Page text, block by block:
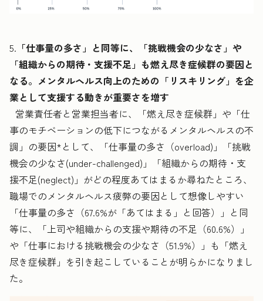
5. 「仕事量の多さ」と同等に、「挑戦機会の少なさ」や
「組織からの期待・支援不足」も燃え尽き症候群の要因と
なる。メンタルヘルス向上のための「リスキリング」を企
業として支援する動きが重要さを増す
営業責任者と営業担当者に、「燃え尽き症候群」や「仕
事のモチベーションの低下につながるメンタルヘルスの不
調」の要因*として、「仕事量の多さ（overload)」「挑戦
機会の少なさ(under-challenged)」「組織からの期待・支
援不足(neglect)」がどの程度あてはまるか尋ねたところ、
職場でのメンタルヘルス疲弊の要因として想像しやすい
「仕事量の多さ（67.6%が「あてはまる」と回答）」と同
等に、「上司や組織からの支援や期待の不足（60.6%）」
や「仕事における挑戦機会の少なさ（51.9%）」も「燃え
尽き症候群」を引き起こしていることが明らかになりまし
た。